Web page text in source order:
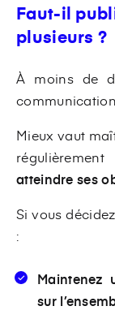
Faut-il
plusieurs ?
À moins de
Mieux vaut
atteindre ses
Si vous
:
Maintenez
sur